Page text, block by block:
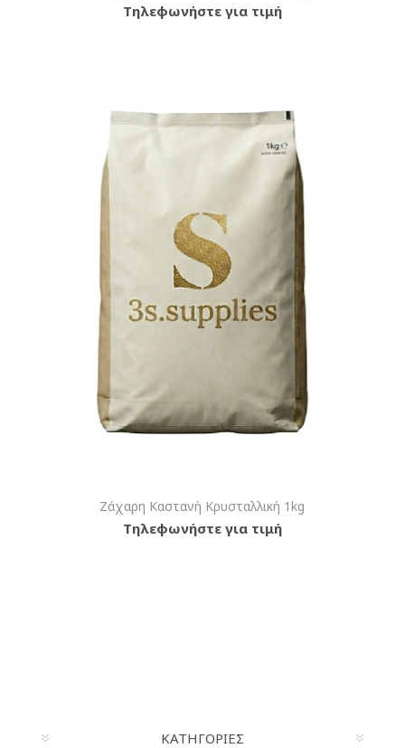
Τηλεφωνήστε για τιμή
Ζάχαρη Καστανή Κρυσταλλική 1kg
Τηλεφωνήστε για τιμή
ΚΑΤΗΓΟΡΊΕΣ